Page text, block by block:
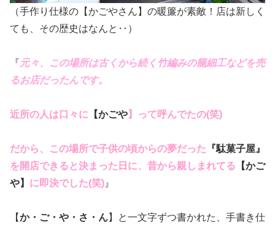
（手作り仕様の【かごやさん】の暖簾が素敵！店は新しく
ても、その歴史はなんと‥）
『 元々、この場所は古くから続く竹編みの籠細工などを売
るお店だったんです。
近所の人は口々に 【かごや】って呼んでたの(笑)
だから、この場所で子供の頃からの夢だった 『駄菓子屋』
を開店できると決まった日に、昔から親しまれてる 【かご
や】 に即決でした(笑) 』
【か・ご・や・さ・ん】と一文字ずつ書かれた、手書き仕